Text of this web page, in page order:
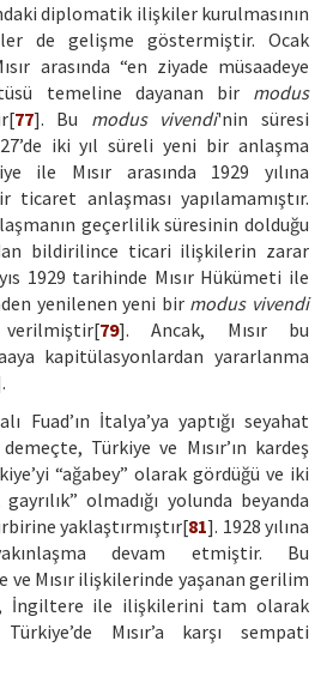
diplomatik ilişkiler kurulmasının
de gelişme göstermiştir. Ocak
arasında “en ziyade müsaadeye
temeline dayanan bir modus
77]. Bu modus vivendi'nin süresi
iki yıl süreli yeni bir anlaşma
ile Mısır arasında 1929 yılına
anlaşması yapılamamıştır.
geçerlilik süresinin dolduğu
bildirilince ticari ilişkilerin zarar
1929 tarihinde Mısır Hükümeti ile
yenilenen yeni bir modus vivendi
79]. Ancak, Mısır bu
kapitülasyonlardan yararlanma
Fuad’ın İtalya’ya yaptığı seyahat
Türkiye ve Mısır’ın kardeş
“ağabey” olarak gördüğü ve iki
gayrılık” olmadığı yolunda beyanda
yaklaştırmıştır[81]. 1928 yılına
devam etmiştir. Bu
ve Mısır ilişkilerinde yaşanan gerilim
İngiltere ile ilişkilerini tam olarak
Mısır’a karşı sempati